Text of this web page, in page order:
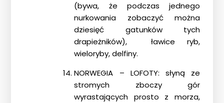
(bywa, że podczas jednego
nurkowania zobaczyć można
dziesięć gatunków tych
drapieżników), ławice ryb,
wieloryby, delfiny.
NORWEGIA – LOFOTY: słyną ze
stromych zboczy gór
wyrastających prosto z morza,